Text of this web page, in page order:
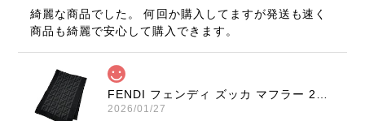
綺麗な商品でした。 何回か購入してますが発送も速く
商品も綺麗で安心して購入できます。
FENDI フェンディ ズッカ マフラー 22816-202512
2026/01/27